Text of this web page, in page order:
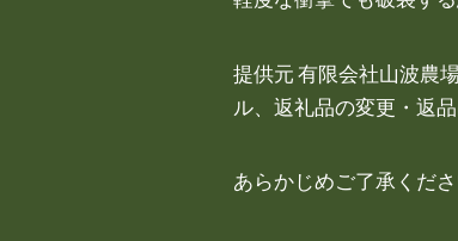
提供元 有限会社山波農
ル、返礼品の変更・返品
あらかじめご了承くださ